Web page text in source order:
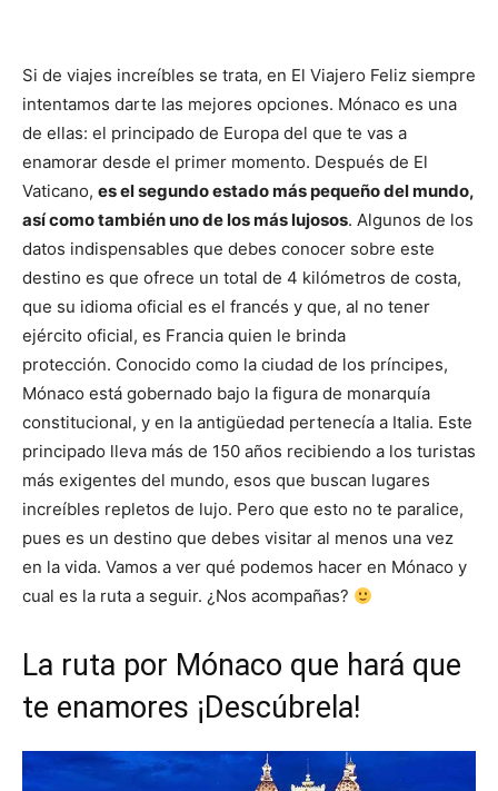
Si de viajes increíbles se trata, en El Viajero Feliz siempre
intentamos darte las mejores opciones. Mónaco es una
de ellas: el principado de Europa del que te vas a
enamorar desde el primer momento. Después de El
Vaticano, es el segundo estado más pequeño del mundo,
así como también uno de los más lujosos. Algunos de los
datos indispensables que debes conocer sobre este
destino es que ofrece un total de 4 kilómetros de costa,
que su idioma oficial es el francés y que, al no tener
ejército oficial, es Francia quien le brinda
protección. Conocido como la ciudad de los príncipes,
Mónaco está gobernado bajo la figura de monarquía
constitucional, y en la antigüedad pertenecía a Italia. Este
principado lleva más de 150 años recibiendo a los turistas
más exigentes del mundo, esos que buscan lugares
increíbles repletos de lujo. Pero que esto no te paralice,
pues es un destino que debes visitar al menos una vez
en la vida. Vamos a ver qué podemos hacer en Mónaco y
cual es la ruta a seguir. ¿Nos acompañas?
La ruta por Mónaco que hará que
te enamores ¡Descúbrela!